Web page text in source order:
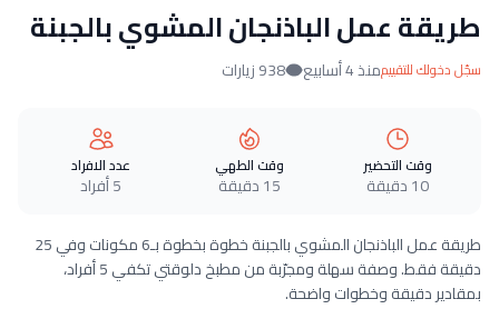
طريقة عمل الباذنجان المشوي بالجبنة
سجّل دخولك للتقييممنذ 4 أسابيع 938 زيارات
وقت التحضير
10 دقيقة
وقت الطهي
15 دقيقة
عدد الافراد
5 أفراد
طريقة عمل الباذنجان المشوي بالجبنة خطوة بخطوة بـ6 مكونات وفي 25
دقيقة فقط. وصفة سهلة ومجرّبة من مطبخ دلوقتي تكفي 5 أفراد،
بمقادير دقيقة وخطوات واضحة.